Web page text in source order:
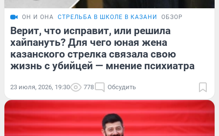
ОН И ОНА СТРЕЛЬБА В ШКОЛЕ В КАЗАНИ ОБЗОР
Верит, что исправит, или решила
хайпануть? Для чего юная жена
казанского стрелка связала свою
жизнь с убийцей — мнение психиатра
23 июля, 2026, 19:30 778 Обсудить